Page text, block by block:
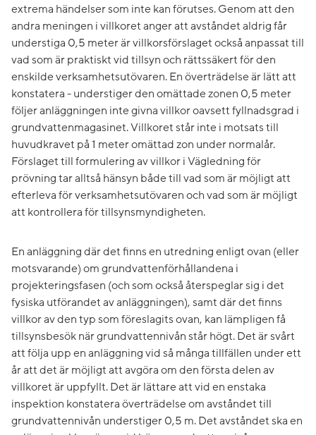
extrema händelser som inte kan förutses. Genom att den
andra meningen i villkoret anger att avståndet aldrig får
understiga 0,5 meter är villkorsförslaget också anpassat till
vad som är praktiskt vid tillsyn och rättssäkert för den
enskilde verksamhetsutövaren. En överträdelse är lätt att
konstatera - understiger den omättade zonen 0,5 meter
följer anläggningen inte givna villkor oavsett fyllnadsgrad i
grundvattenmagasinet. Villkoret står inte i motsats till
huvudkravet på 1 meter omättad zon under normalår.
Förslaget till formulering av villkor i Vägledning för
prövning tar alltså hänsyn både till vad som är möjligt att
efterleva för verksamhetsutövaren och vad som är möjligt
att kontrollera för tillsynsmyndigheten.
En anläggning där det finns en utredning enligt ovan (eller
motsvarande) om grundvattenförhållandena i
projekteringsfasen (och som också återspeglar sig i det
fysiska utförandet av anläggningen), samt där det finns
villkor av den typ som föreslagits ovan, kan lämpligen få
tillsynsbesök när grundvattennivån står högt. Det är svårt
att följa upp en anläggning vid så många tillfällen under ett
år att det är möjligt att avgöra om den första delen av
villkoret är uppfyllt. Det är lättare att vid en enstaka
inspektion konstatera överträdelse om avståndet till
grundvattennivån understiger 0,5 m. Det avståndet ska en